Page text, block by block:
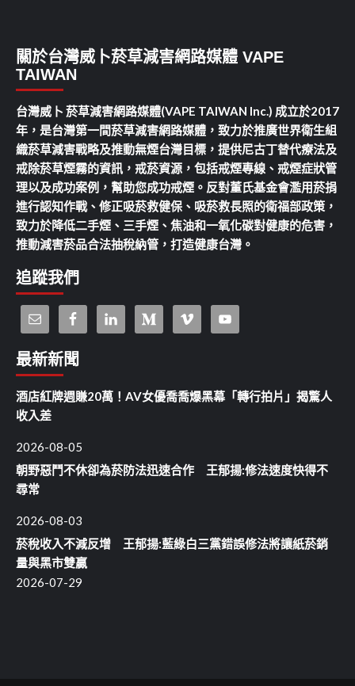
關於台灣威卜菸草減害網路媒體 VAPE
TAIWAN
台灣威卜 菸草減害網路媒體(VAPE TAIWAN Inc.) 成立於2017
年，是台灣第一間菸草減害網路媒體，致力於推廣世界衛生組
織菸草減害戰略及推動無煙台灣目標，提供尼古丁替代療法及
戒除菸草煙霧的資訊，戒菸資源，包括戒煙專線、戒煙症狀管
理以及成功案例，幫助您成功戒煙。反對董氏基金會濫用菸捐
進行認知作戰、修正吸菸救健保、吸菸救長照的衛福部政策，
致力於降低二手煙、三手煙、焦油和一氧化碳對健康的危害，
推動減害菸品合法抽稅納管，打造健康台灣。
追蹤我們
最新新聞
酒店紅牌週賺20萬！AV女優喬喬爆黑幕「轉行拍片」揭驚人
收入差
2026-08-05
朝野惡鬥不休卻為菸防法迅速合作 王郁揚:修法速度快得不
尋常
2026-08-03
菸稅收入不減反增 王郁揚:藍綠白三黨錯誤修法將讓紙菸銷
量與黑市雙贏
2026-07-29